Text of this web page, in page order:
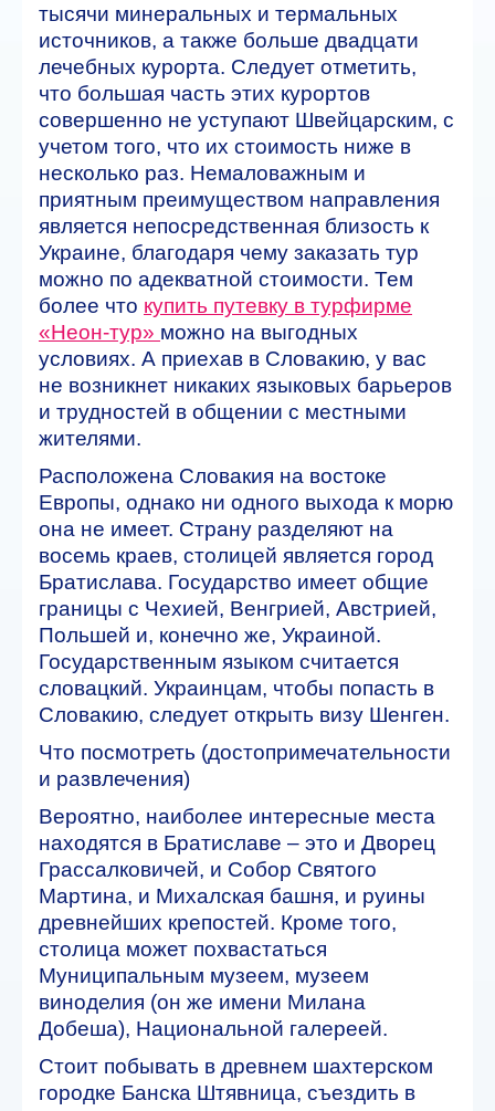
тысячи минеральных и термальных
источников, а также больше двадцати
лечебных курорта. Следует отметить,
что большая часть этих курортов
совершенно не уступают Швейцарским, с
учетом того, что их стоимость ниже в
несколько раз. Немаловажным и
приятным преимуществом направления
является непосредственная близость к
Украине, благодаря чему заказать тур
можно по адекватной стоимости. Тем
более что купить путевку в турфирме
«Неон-тур» можно на выгодных
условиях. А приехав в Словакию, у вас
не возникнет никаких языковых барьеров
и трудностей в общении с местными
жителями.
Расположена Словакия на востоке
Европы, однако ни одного выхода к морю
она не имеет. Страну разделяют на
восемь краев, столицей является город
Братислава. Государство имеет общие
границы с Чехией, Венгрией, Австрией,
Польшей и, конечно же, Украиной.
Государственным языком считается
словацкий. Украинцам, чтобы попасть в
Словакию, следует открыть визу Шенген.
Что посмотреть (достопримечательности
и развлечения)
Вероятно, наиболее интересные места
находятся в Братиславе – это и Дворец
Грассалковичей, и Собор Святого
Мартина, и Михалская башня, и руины
древнейших крепостей. Кроме того,
столица может похвастаться
Муниципальным музеем, музеем
виноделия (он же имени Милана
Добеша), Национальной галереей.
Стоит побывать в древнем шахтерском
городке Банска Штявница, съездить в